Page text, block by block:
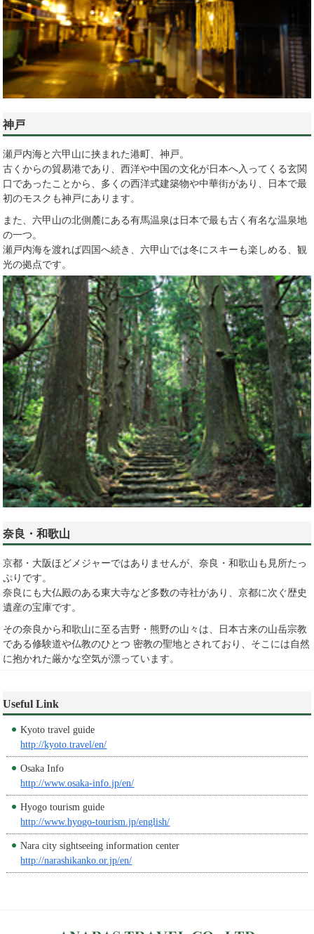
神戸
瀬戸内海と六甲山に挟まれた港町、神戸。
古くからの貿易港であり、西洋や中国の文化が日本へ入ってくる玄関
口であったことから、多くの西洋式建築物や中華街があり、日本で最
初のモスクも神戸にあります。
また、六甲山の北側麓にある有馬温泉は日本で最も古く有名な温泉地
の一つ。
瀬戸内海を渡れば四国へ続き、六甲山では冬にスキーも楽しめる、観
光の拠点です。
奈良・和歌山
京都・大阪ほどメジャーではありませんが、奈良・和歌山も見所たっ
ぷりです。
奈良にも大仏殿のある東大寺など多数の寺社があり、京都に次ぐ歴史
遺産の宝庫です。
その奈良から和歌山に至る吉野・熊野の山々は、日本古来の山岳宗教
である修験道や仏教のひとつ 密教の聖地とされており、そこには自然
に抱かれた厳かな空気が漂っています。
Useful Link
Kyoto travel guide
http://kyoto.travel/en/
Osaka Info
http://www.osaka-info.jp/en/
Hyogo tourism guide
http://www.hyogo-tourism.jp/english/
Nara city sightseeing information center
http://narashikanko.or.jp/en/